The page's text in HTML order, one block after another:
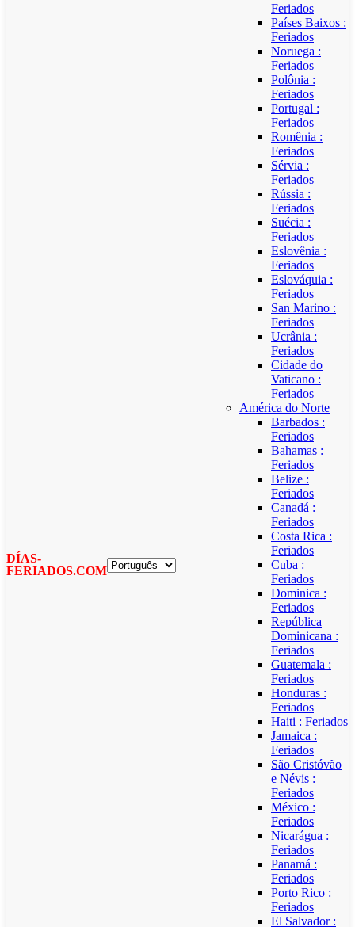
DÍAS-
FERIADOS.COM
Feriados
Países Baixos :
Feriados
Noruega :
Feriados
Polônia :
Feriados
Portugal :
Feriados
Romênia :
Feriados
Sérvia :
Feriados
Rússia :
Feriados
Suécia :
Feriados
Eslovênia :
Feriados
Eslováquia :
Feriados
San Marino :
Feriados
Ucrânia :
Feriados
Cidade do
Vaticano :
Feriados
América do Norte
Barbados :
Feriados
Bahamas :
Feriados
Belize :
Feriados
Canadá :
Feriados
Costa Rica :
Feriados
Cuba :
Feriados
Dominica :
Feriados
República
Dominicana :
Feriados
Guatemala :
Feriados
Honduras :
Feriados
Haiti : Feriados
Jamaica :
Feriados
São Cristóvão
e Névis :
Feriados
México :
Feriados
Nicarágua :
Feriados
Panamá :
Feriados
Porto Rico :
Feriados
El Salvador :